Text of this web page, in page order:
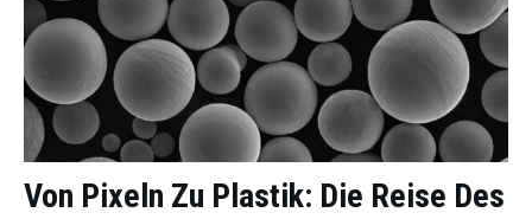
Von Pixeln Zu Plastik: Die Reise Des